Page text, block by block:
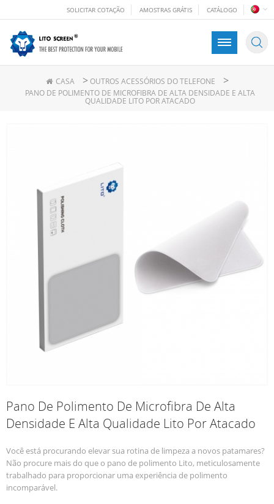
SOLICITAR COTAÇÃO AMOSTRAS GRÁTIS CATÁLOGO
CASA > OUTROS ACESSÓRIOS DO TELEFONE >
PANO DE POLIMENTO DE MICROFIBRA DE ALTA DENSIDADE E ALTA
QUALIDADE LITO POR ATACADO
Pano De Polimento De Microfibra De Alta
Densidade E Alta Qualidade Lito Por Atacado
Você está procurando elevar sua rotina de limpeza a novos patamares?
Não procure mais do que o pano de polimento Lito, meticulosamente
trabalhado para proporcionar uma experiência de polimento
incomparável.